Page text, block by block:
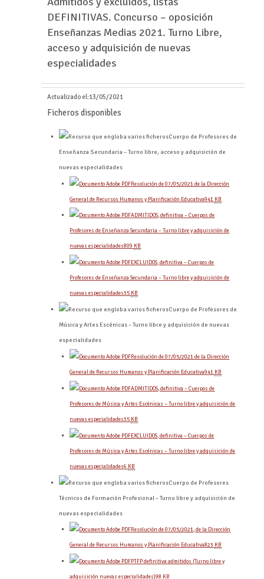
DEFINITIVAS. Concurso – oposición
Enseñanzas Medias 2021. Turno Libre,
acceso y adquisición de nuevas
especialidades
Actualizado el:13/05/2021
Ficheros disponibles
Cuerpo de Profesores de
Enseñanza Secundaria – Turno libre, acceso y adquisición de
nuevas especialidades
Resolución de 07/05/2021 de la Dirección
General de Recursos Humanos y Planificación Educativa941 KB
ADMITIDOS, definitiva – Cuerpos de
Profesores de Enseñanza Secundaria – Turno libre y adquisición de
nuevas especialidades809 KB
EXCLUIDOS, definitiva – Cuerpos de
Profesores de Enseñanza Secundaria – Turno libre y adquisición de
nuevas especialidades35 KB
Cuerpo de Profesores de
Música y Artes Escénicas – Turno libre y adquisición de nuevas
especialidades
Resolución de 07/05/2021 de la Dirección
General de Recursos Humanos y Planificación Educativa941 KB
ADMITIDOS, definitiva – Cuerpos de
Profesores de Música y Artes Escénicas – Turno libre y adquisición de
nuevas especialidades35 KB
EXCLUIDOS, definitiva – Cuerpos de
Profesores de Música y Artes Escénicas – Turno libre y adquisición de
nuevas especialidades6 KB
Cuerpo de Profesores
Técnicos de Formación Profesional – Turno libre y adquisición de
nuevas especialidades
Resolución de 07/05/2021, de la Dirección
General de Recursos Humanos y Planificación Educativa823 KB
PTFP definitiva admitidos (Turno libre y
adquisición nuevas especialidades)98 KB